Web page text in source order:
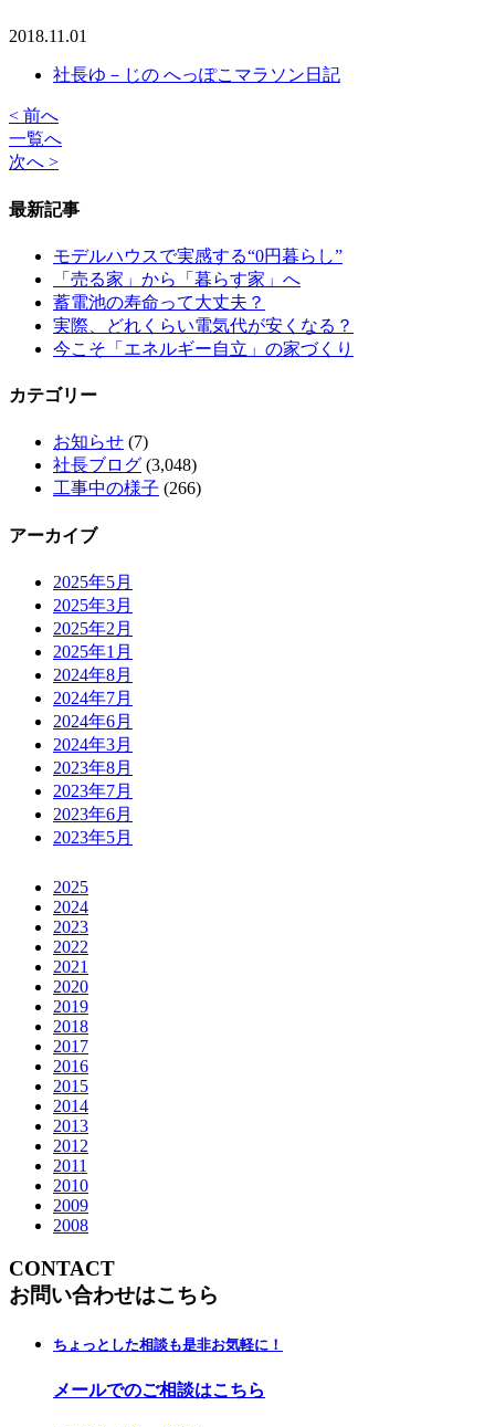
2018.11.01
社長ゆ－じの へっぽこマラソン日記
< 前へ
一覧へ
次へ >
最新記事
モデルハウスで実感する“0円暮らし”
「売る家」から「暮らす家」へ
蓄電池の寿命って大丈夫？
実際、どれくらい電気代が安くなる？
今こそ「エネルギー自立」の家づくり
カテゴリー
お知らせ (7)
社長ブログ (3,048)
工事中の様子 (266)
アーカイブ
2025年5月
2025年3月
2025年2月
2025年1月
2024年8月
2024年7月
2024年6月
2024年3月
2023年8月
2023年7月
2023年6月
2023年5月
2025
2024
2023
2022
2021
2020
2019
2018
2017
2016
2015
2014
2013
2012
2011
2010
2009
2008
CONTACT
お問い合わせはこちら
ちょっとした相談も是非お気軽に！
メールでのご相談はこちら